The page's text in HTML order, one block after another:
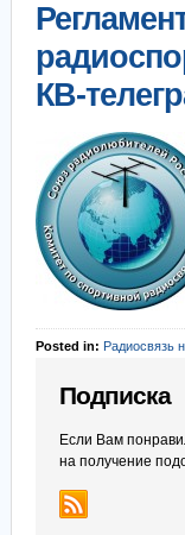
КВ-
Posted in: Радиосвязь
Подписка
Если Вам
на получение